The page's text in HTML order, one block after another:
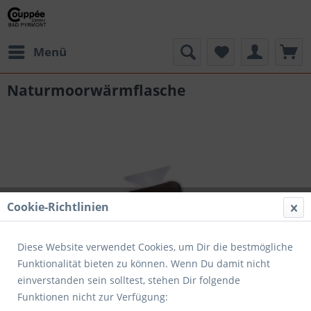
Menü
Naturmoorwärmflasche
9,90 € *
Cookie-Richtlinien
Diese Website verwendet Cookies, um Dir die bestmögliche
Funktionalität bieten zu können. Wenn Du damit nicht
einverstanden sein solltest, stehen Dir folgende
Funktionen nicht zur Verfügung: